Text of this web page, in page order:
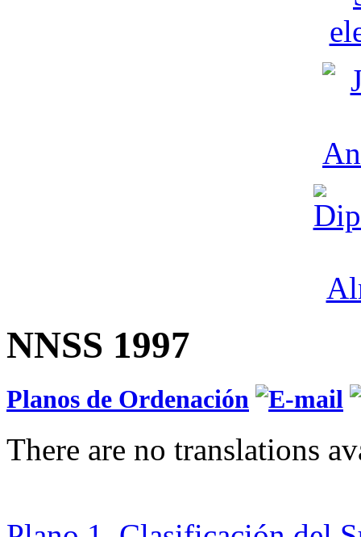
NNSS 1997
Planos de Ordenación
There are no translations